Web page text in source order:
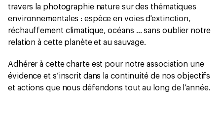
travers la photographie nature sur des thématiques
environnementales : espèce en voies d'extinction,
réchauffement climatique, océans … sans oublier notre
relation à cette planète et au sauvage.
Adhérer à cette charte est pour notre association une
évidence et s’inscrit dans la continuité de nos objectifs
et actions que nous défendons tout au long de l’année.